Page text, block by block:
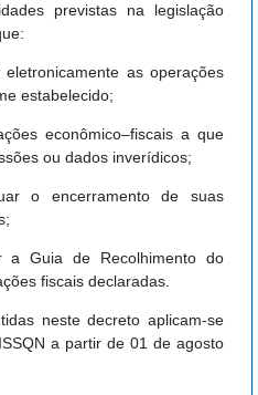
previstas na legislação
as operações
estabelecido;
econômico–fiscais a que
ou dados inverídicos;
o encerramento de suas
a Guia de Recolhimento do
fiscais declaradas.
neste decreto aplicam-se
a partir de 01 de agosto